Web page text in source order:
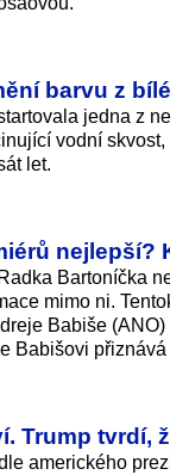
barvu z
jedna z
vodní
let.
nejlepší?
Bartoníčka
mimo ni.
Babiše
Babišovi
Trump tvrdí,
amerického